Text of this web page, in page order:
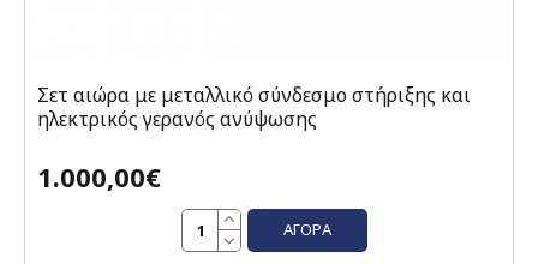
Σετ αιώρα με μεταλλικό σύνδεσμο στήριξης και
ηλεκτρικός γερανός ανύψωσης
1.000,00€
ΑΓΟΡΆ